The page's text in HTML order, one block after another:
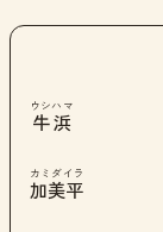
牛浜
ウシハマ
加美平
カミダイラ